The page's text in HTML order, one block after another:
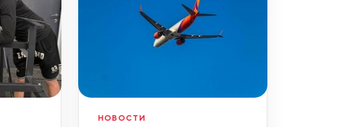
НОВОСТИ